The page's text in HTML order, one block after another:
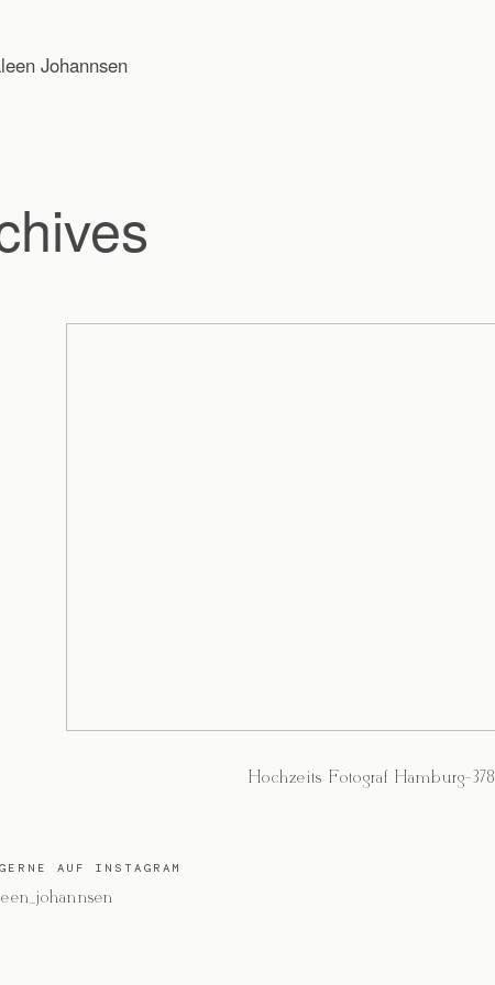
Hochzeits Fotograf Hamburg-378
AUF INSTAGRAM